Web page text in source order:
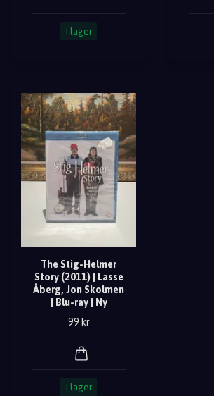
I lager
The Stig-Helmer
Story (2011) | Lasse
Åberg, Jon Skolmen
| Blu-ray | Ny
99 kr
I lager